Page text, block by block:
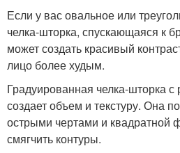
Если у вас овальное или
челка-шторка, спускающаяся к
может создать красивый
лицо более худым.
Градуированная челка-шторка
создает объем и текстуру. Она
острыми чертами и квадратной
смягчить контуры.